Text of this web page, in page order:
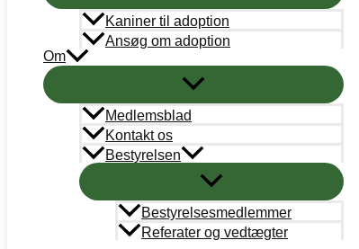
Kaniner til adoption
Ansøg om adoption
Om
Medlemsblad
Kontakt os
Bestyrelsen
Bestyrelsesmedlemmer
Referater og vedtægter
Støt nu